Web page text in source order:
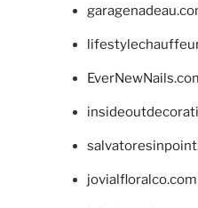
jovialfloralco.com